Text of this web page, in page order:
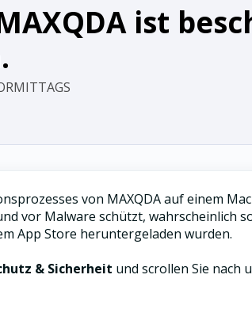
ist
von MAXQDA auf einem
vor Malware schützt, wahrscheinlich
App Store heruntergeladen wurden.
& Sicherheit und scrollen Sie nach